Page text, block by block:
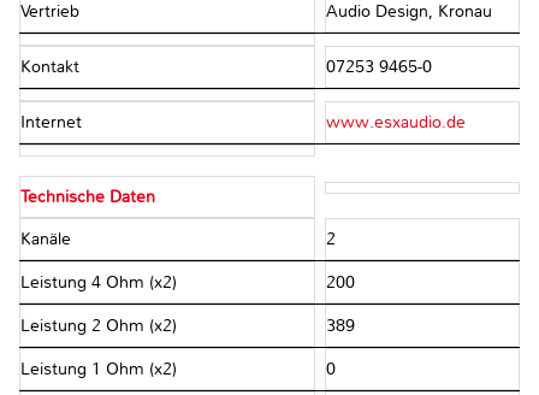
Vertrieb Audio Design, Kronau
Kontakt 07253 9465-0
Internet www.esxaudio.de
Technische Daten
Kanäle 2
Leistung 4 Ohm (x2) 200
Leistung 2 Ohm (x2) 389
Leistung 1 Ohm (x2) 0